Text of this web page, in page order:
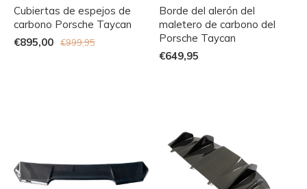
Cubiertas de espejos de
carbono Porsche Taycan
€895,00
€999,95
Borde del alerón del
maletero de carbono del
Porsche Taycan
€649,95